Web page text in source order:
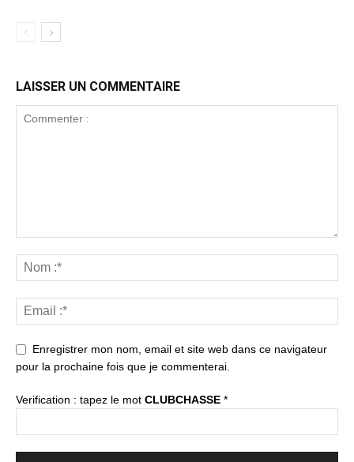
LAISSER UN COMMENTAIRE
Enregistrer mon nom, email et site web dans ce navigateur
pour la prochaine fois que je commenterai.
Verification : tapez le mot CLUBCHASSE *